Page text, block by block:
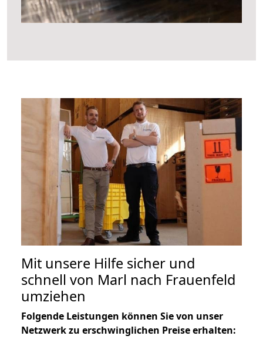
Mit unsere Hilfe sicher und
schnell von Marl nach Frauenfeld
umziehen
Folgende Leistungen können Sie von unser
Netzwerk zu erschwinglichen Preise erhalten: